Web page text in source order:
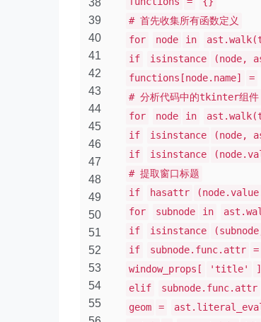
39
40
41
42
43
44
45
46
47
48
49
50
51
52
53
54
55
# 首先收集所有函数定义
for
node in
if
isinstance
(node,
functions[node.name]
=
# 分析代码中的tkinter组件
for
node in
if
isinstance
(node,
if
isinstance
# 提取窗口标题
if
hasattr
for
subnode in
if
isinstance
if
subnode.func.attr =
window_props[
'title' ]
elif
subnode.func.attr
geom
=